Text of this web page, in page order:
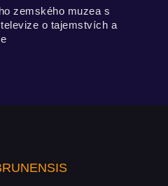
zemského muzea s
o tajemstvích a